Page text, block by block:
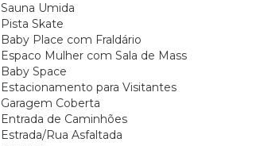
Sauna Umida
Pista Skate
Baby Place com Fraldário
Espaco Mulher com Sala de Mass
Baby Space
Estacionamento para Visitantes
Garagem Coberta
Entrada de Caminhões
Estrada/Rua Asfaltada